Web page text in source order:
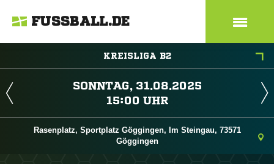
FUSSBALL.DE
KREISLIGA B2
 
 
Rasenplatz, Sportplatz Göggingen, Im Steingau, 73571
Göggingen